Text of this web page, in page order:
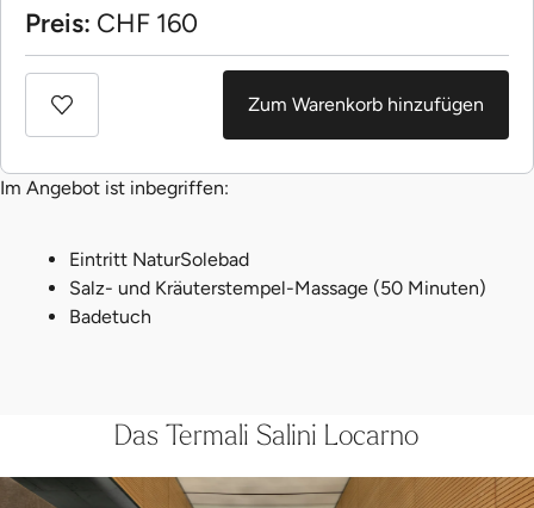
Preis: CHF 160
Zum Warenkorb hinzufügen
Im Angebot ist inbegriffen:
Eintritt NaturSolebad
Salz- und Kräuterstempel-Massage (50 Minuten)
Badetuch
Das Termali Salini Locarno